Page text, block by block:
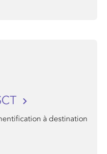
à destination